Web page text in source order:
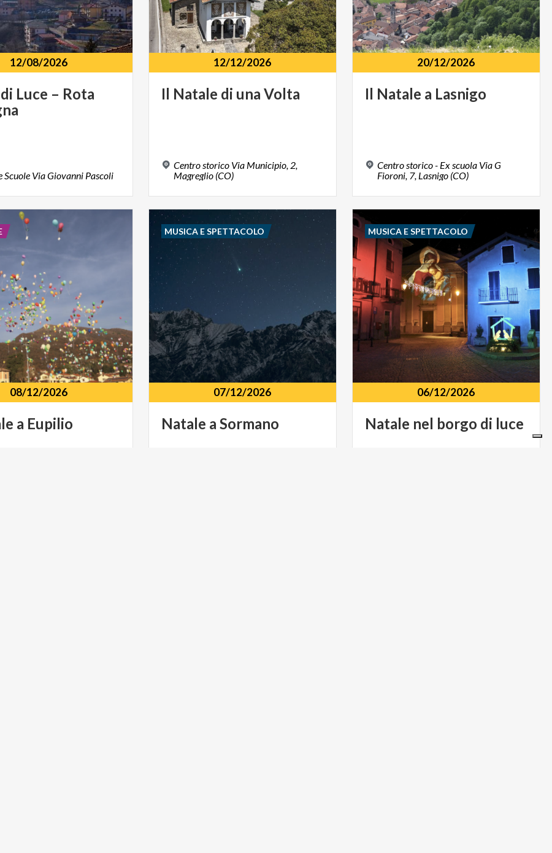
12/08/2026
di Luce – Rota
Scuole ViaGiovanni Pascoli
12/12/2026
Il Natale di una Volta
Centro storico Via Municipio, 2,
Magreglio (CO)
20/12/2026
Il Natale a Lasnigo
Centro storico - Ex scuola Via G
Fioroni, 7, Lasnigo (CO)
08/12/2026
a Eupilio
07/12/2026
Natale a Sormano
MUSICA E SPETTACOLO
06/12/2026
Natale nel borgo di luce
MUSICA E SPETTACOLO